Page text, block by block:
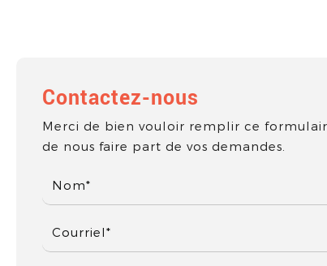
Contactez-nous
Merci de bien vouloir remplir ce
de nous faire part de vos demandes.